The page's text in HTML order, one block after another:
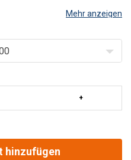
Mehr anzeigen
hinzufügen